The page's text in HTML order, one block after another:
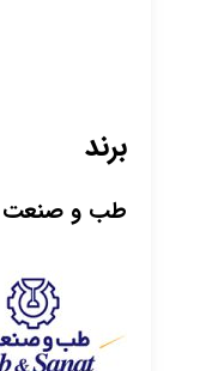
برند
طب و صنعت